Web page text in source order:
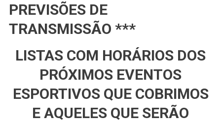
PREVISÕES DE
TRANSMISSÃO ***
LISTAS COM HORÁRIOS DOS
PRÓXIMOS EVENTOS
ESPORTIVOS QUE COBRIMOS
E AQUELES QUE SERÃO